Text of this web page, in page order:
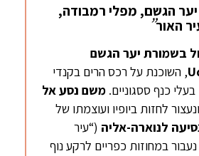
יער הגשם, מפלי רמבודה,
האור”
בשמורת יער הגשם
, השוכנת על רכס הרים בקנדי
בעלי כנף ססגוניים.משם נסע אל
לחזות ביופיו ועוצמתו של
לנוארה-אליה (“עיר
במחוזות כפריים לרקע נוף